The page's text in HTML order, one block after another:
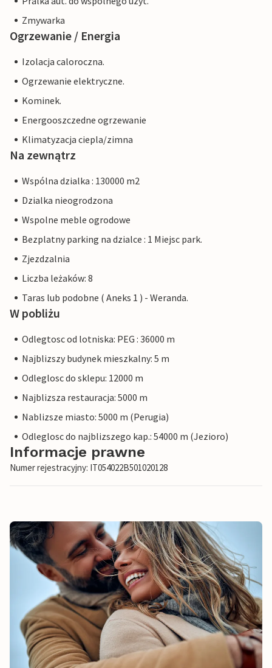
Zmywarka
Ogrzewanie / Energia
Izolacja caloroczna.
Ogrzewanie elektryczne.
Kominek.
Energooszczedne ogrzewanie
Klimatyzacja ciepla/zimna
Na zewnątrz
Wspólna dzialka : 130000 m2
Dzialka nieogrodzona
Wspolne meble ogrodowe
Bezplatny parking na dzialce : 1 Miejsc park.
Zjezdzalnia
Liczba leżaków: 8
Taras lub podobne ( Aneks 1 ) - Weranda.
W pobliżu
Odlegtosc od lotniska: PEG : 36000 m
Najblizszy budynek mieszkalny: 5 m
Odleglosc do sklepu: 12000 m
Najblizsza restauracja: 5000 m
Nablizsze miasto: 5000 m (Perugia)
Odleglosc do najblizszego kap.: 54000 m (Jezioro)
Informacje prawne
Numer rejestracyjny: IT054022B501020128